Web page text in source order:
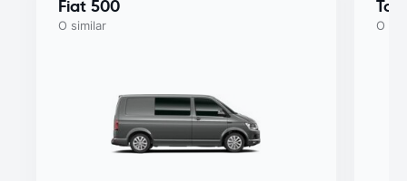
Fiat 500
O similar O